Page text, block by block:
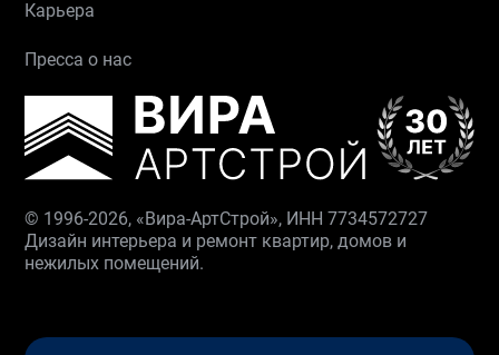
Карьера
Пресса о нас
© 1996-2026, «Вира-АртСтрой», ИНН 7734572727
Дизайн интерьера и ремонт квартир, домов и
нежилых помещений.